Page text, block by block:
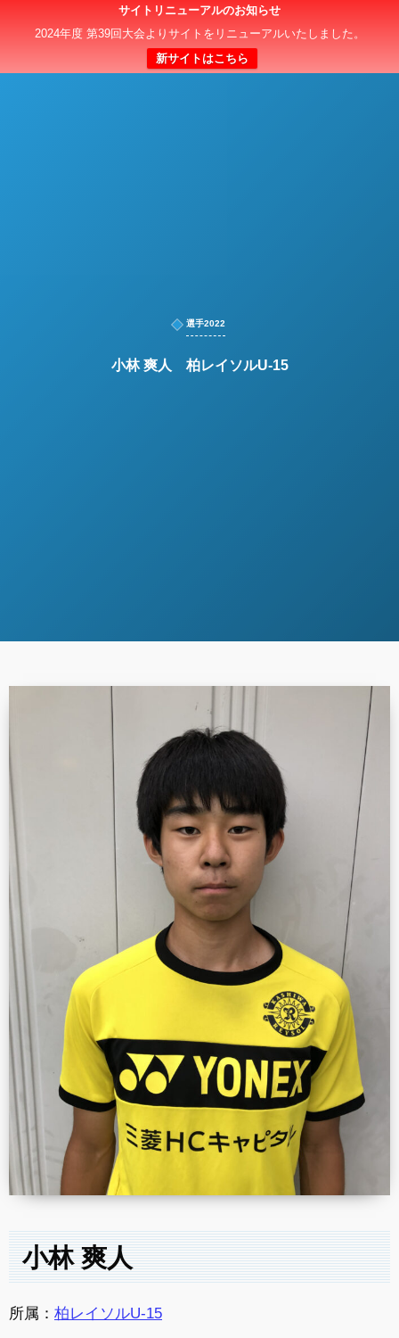
サイトリニューアルのお知らせ
2024年度 第39回大会よりサイトをリニューアルいたしました。
新サイトはこちら
日本クラブユースサッカー選手権（U-15）大会
選手2022
小林 爽人 柏レイソルU-15
小林 爽人
所属： 柏レイソルU-15